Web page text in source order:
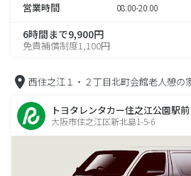
営業時間 08:00-20:00
6時間まで9,900円
免責補償制度1,100円
西住之江１・２丁目北町会館老人憩の
トヨタレンタカー住之江公園駅前
大阪市住之江区新北島1-5-6